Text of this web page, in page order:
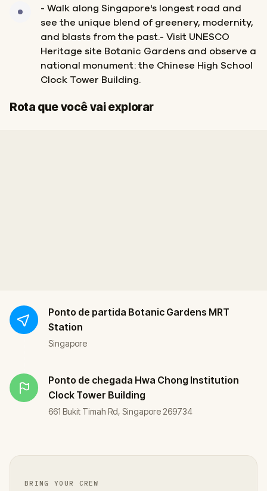
- Walk along Singapore's longest road and
see the unique blend of greenery, modernity,
and blasts from the past.- Visit UNESCO
Heritage site Botanic Gardens and observe a
national monument: the Chinese High School
Clock Tower Building.
Rota que você vai explorar
Início
Fim
Ponto de partida Botanic Gardens MRT
Station
Singapore
Ponto de chegada Hwa Chong Institution
Clock Tower Building
661 Bukit Timah Rd, Singapore 269734
BRING YOUR CREW